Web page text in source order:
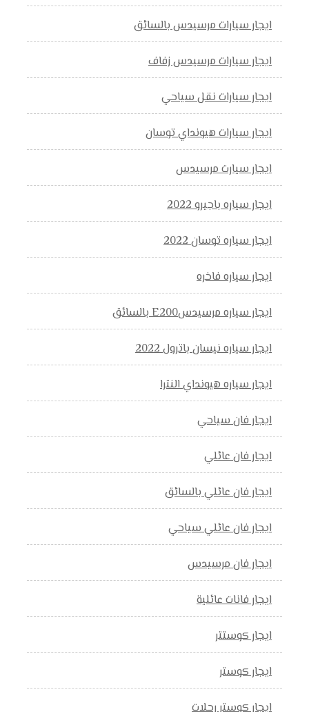
ايجار سيارات مرسيدس بالسائق
ايجار سيارات مرسيدس زفاف
ايجار سيارات نقل سياحي
ايجار سيارات هيونداي توسان
ايجار سيارت مرسيدس
ايجار سياره باجيرو 2022
ايجار سياره توسان 2022
ايجار سياره فاخره
ايجار سياره مرسيدسE200 بالسائق
ايجار سياره نيسان باترول 2022
ايجار سياره هيونداي النترا
ايجار فان سياحي
ايجار فان عائلي
ايجار فان عائلي بالسائق
ايجار فان عائلي سياحي
ايجار فان مرسيدس
ايجار فانات عائلية
ايجار كوستتر
ايجار كوستر
ايجار كوستر رحلات